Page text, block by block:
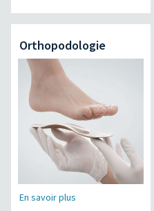
Orthopodologie
En savoir plus